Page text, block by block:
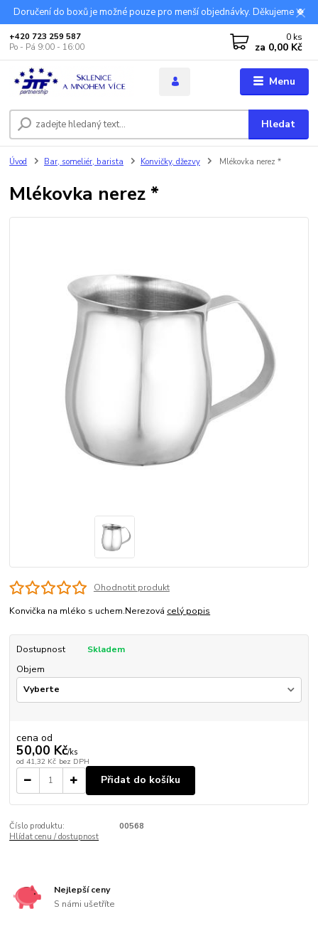
Doručení do boxů je možné pouze pro menší objednávky. Děkujeme 🍀
Menu
Hledat
+420 723 259 587
Po - Pá 9:00 - 16:00
0 ks
za 0,00 Kč
Úvod Bar, someliér, barista Konvičky, džezvy Mlékovka nerez *
Mlékovka nerez *
Ohodnotit produkt
Konvička na mléko s uchem.Nerezová celý popis
Dostupnost
Skladem
Objem
cena od
50,00 Kč/ks
od 41,32 Kč bez DPH
Přidat do košíku
Číslo produktu:
00568
Hlídat cenu / dostupnost
Nejlepší ceny
S námi ušetříte